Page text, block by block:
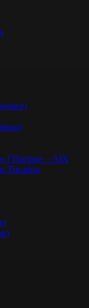
l’Horloge – AIX
Tricadou